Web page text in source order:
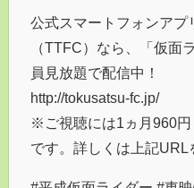
公式スマートフォンアプ
（TTFC）なら、「仮面
員見放題で配信中！
http://tokusatsu-fc.jp/
※ご視聴には1ヵ月960
です。詳しくは上記URL